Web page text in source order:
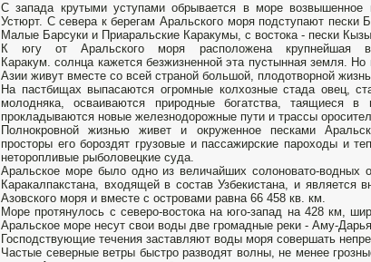
С запада крутыми уступами обрывается в море возвышенное
Устюрт. С севера к берегам Аральского моря подступают пески
Малые Барсуки и Приаральские Каракумы, с востока - пески
К югу от Аральского моря расположена крупнейшая
Каракум. солнца кажется безжизненной эта пустынная земля.
Азии живут вместе со всей страной большой, плодотворной
На пастбищах выпасаются огромные колхозные стада овец,
молодняка, осваиваются природные богатства, таящиеся в
прокладываются новые железнодорожные пути и трассы
Полнокровной жизнью живет и окруженное песками
просторы его бороздят грузовые и пассажирские пароходы и
неторопливые рыболовецкие суда.
Аральское море было одно из величайших солоновато-водных
Каракалпакстана, входящей в состав Узбекистана, и
Азовского моря и вместе с островами равна 66 458 кв. км.
Море протянулось с северо-востока на юго-запад на 428 км,
Аральское море несут свои воды две громадные реки - Аму-
Господствующие течения заставляют воды моря совершать
Частые северные ветры быстро разводят волны, не менее